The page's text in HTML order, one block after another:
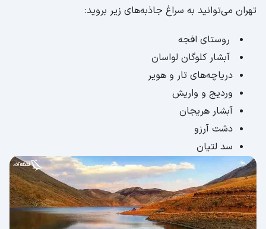
تهران می‌توانید به سراغ جاذبه‌های زیر بروید:
روستای افجه
آبشار کلوگان لواسان
دریاچه‌های تار و هویر
وردیج و واریش
آبشار هریجان
دشت آرزو
سد لتیان